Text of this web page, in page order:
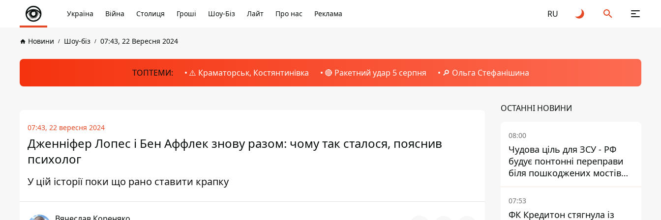
Україна Війна Столиця Гроші Шоу-Біз Лайт Про нас Реклама RU
Новини Шоу-біз 07:43, 22 Вересня 2024
ТОПТЕМИ: ⚠️ Краматорськ, Костянтинівка 🔴 Ракетний удар 5 серпня 🔎 Ольга Стефанішина
07:43, 22 вересня 2024
Дженніфер Лопес і Бен Аффлек знову разом: чому так сталося, пояснив
психолог
У цій історії поки що рано ставити крапку
ОСТАННІ НОВИНИ
08:00
Чудова ціль для ЗСУ - РФ
будує понтонні переправи
біля пошкоджених мостів
на ТОТ
07:53
ФК Кредитон стягнула із